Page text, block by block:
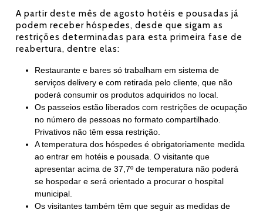
A partir deste mês de agosto hotéis e pousadas já
podem receber hóspedes, desde que sigam as
restrições determinadas para esta primeira fase de
reabertura, dentre elas:
Restaurante e bares só trabalham em sistema de
serviços delivery e com retirada pelo cliente, que não
poderá consumir os produtos adquiridos no local.
Os passeios estão liberados com restrições de ocupação
no número de pessoas no formato compartilhado.
Privativos não têm essa restrição.
A temperatura dos hóspedes é obrigatoriamente medida
ao entrar em hotéis e pousada. O visitante que
apresentar acima de 37,7º de temperatura não poderá
se hospedar e será orientado a procurar o hospital
municipal.
Os visitantes também têm que seguir as medidas de